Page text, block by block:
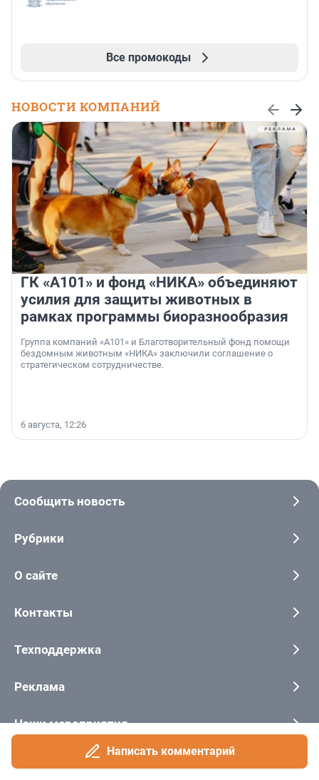
Все промокоды
НОВОСТИ КОМПАНИЙ
ГК «А101» и фонд «НИКА» объединяют
усилия для защиты животных в
рамках программы биоразнообразия
Группа компаний «А101» и Благотворительный фонд помощи
бездомным животным «НИКА» заключили соглашение о
стратегическом сотрудничестве.
6 августа, 12:26
Сообщить новость
Рубрики
О сайте
Контакты
Техподдержка
Реклама
Наши мероприятия
Написать комментарий